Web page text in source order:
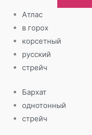
Атлас
в горох
корсетный
русский
стрейч
Бархат
однотонный
стрейч